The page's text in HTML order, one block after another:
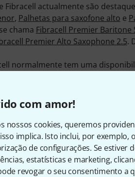
com amor!
nossos cookies, queremos
implica. Isto inclui, por exemplo,
de configurações. Se estiver
estatísticas e marketing,
revogar o seu consentimento a
Fibracell actualmente são
, Palhetas para saxofone alto e
chama Fibracell Premier Baritone
Premier Alto Saxophone 2.5.
normalmente tem uma
Thomann.
2 anos de garantia, mas
informações acerca do fabricante